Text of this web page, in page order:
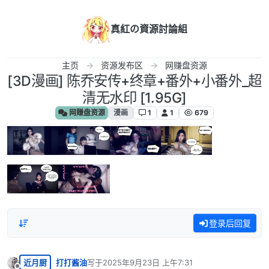
真紅の資源討論組
主页 资源发布区 网赚盘资源
[3D漫画] 陈乔安传+终章+番外+小番外_超
清无水印 [1.95G]
网赚盘资源 漫画 1 1 679
登录后回复
近月厨 打打酱油写于2025年9月23日 上午7:31